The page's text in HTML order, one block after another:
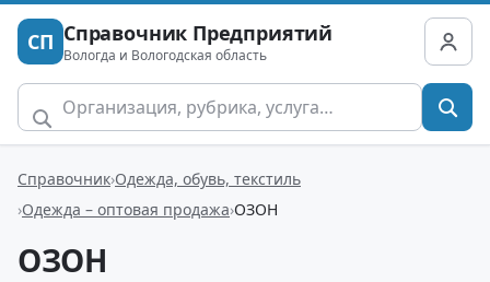
СП Справочник Предприятий
Вологда и Вологодская область
Справочник Одежда, обувь, текстиль
Одежда – оптовая продажа ОЗОН
ОЗОН